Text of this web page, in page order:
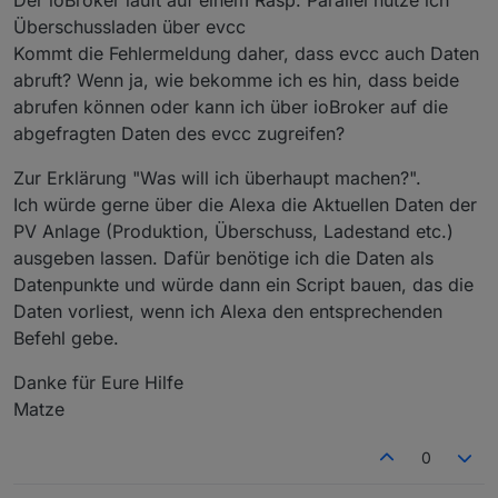
Überschussladen über evcc
Kommt die Fehlermeldung daher, dass evcc auch Daten
abruft? Wenn ja, wie bekomme ich es hin, dass beide
abrufen können oder kann ich über ioBroker auf die
abgefragten Daten des evcc zugreifen?
Zur Erklärung "Was will ich überhaupt machen?".
Ich würde gerne über die Alexa die Aktuellen Daten der
PV Anlage (Produktion, Überschuss, Ladestand etc.)
ausgeben lassen. Dafür benötige ich die Daten als
Datenpunkte und würde dann ein Script bauen, das die
Daten vorliest, wenn ich Alexa den entsprechenden
Befehl gebe.
Danke für Eure Hilfe
Matze
0